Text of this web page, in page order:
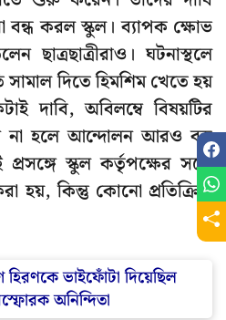
বন্ধ করল স্কুল। ব্যাপক ক্ষোভ
ছাত্রছাত্রীরাও। ঘটনাস্থলে
সামাল দিতে হিমশিম খেতে হয়
দাবি, অবিলম্বে বিষয়টির
না হলে আন্দোলন আরও বড়
স্কুল কর্তৃপক্ষের সঙ্গে
হয়, কিন্তু কোনো প্রতিক্রিয়া
ভাইফোঁটা দিয়েছিল
অনিন্দিতা